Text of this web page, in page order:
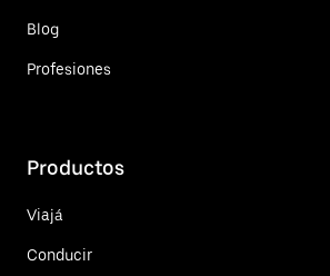
Blog
Profesiones
Productos
Viajá
Conducir